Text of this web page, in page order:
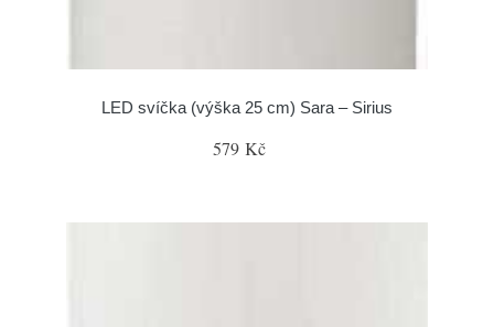
LED svíčka (výška 25 cm) Sara – Sirius
579 Kč